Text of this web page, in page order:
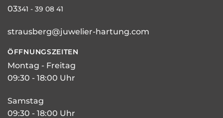
03341 - 39 08 41
strausberg@juwelier-hartung.com
ÖFFNUNGSZEITEN
Montag - Freitag
09:30 - 18:00 Uhr
Samstag
09:30 - 18:00 Uhr